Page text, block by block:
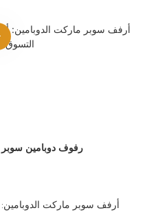
رفوف دوبامين سوبر